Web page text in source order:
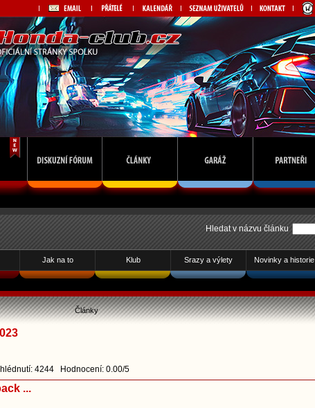
Hledat v názvu článku
Jak na to Klub Srazy a výlety Novinky a historie
Články
4244 Hodnocení: 0.00/5
...